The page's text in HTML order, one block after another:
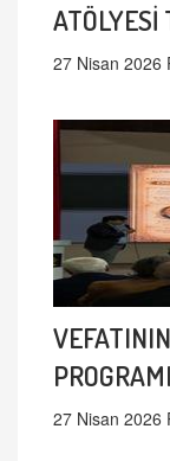
27 Nisan 2026
27 Nisan 2026